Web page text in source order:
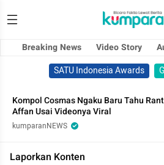
Breaking News Video Story
SATU Indonesia Awards
Kompol Cosmas Ngaku Baru Tahu
Affan Usai Videonya Viral
kumparanNEWS
Laporkan Konten